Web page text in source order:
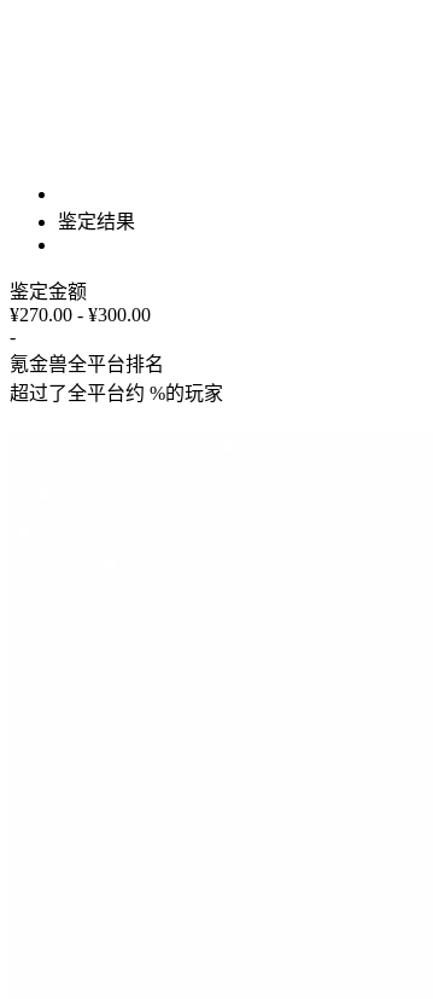
鉴定结果
鉴定金额
¥270.00 - ¥300.00
-
氪金兽全平台排名
超过了全平台约 %的玩家